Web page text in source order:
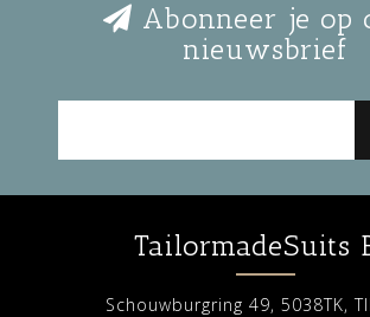
Abonneer je op
nieuwsbrief
TailormadeSuits
Schouwburgring 49, 5038TK,